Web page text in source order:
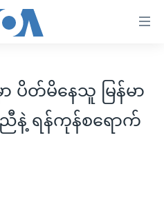
ပိတ်မိနေသူ မြန်မာ
ရန်ကုန်စရောက်